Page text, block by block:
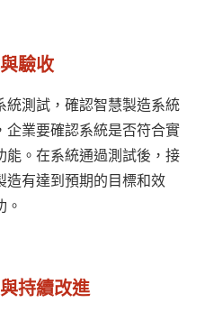
驗收
統測試，確認智慧製造系統
企業要確認系統是否符合實
能。在系統通過測試後，接
造有達到預期的目標和效
。
持續改進